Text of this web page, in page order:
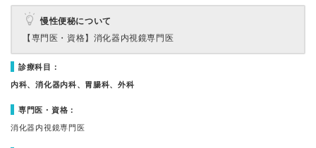
慢性便秘について
【専門医・資格】 消化器内視鏡専門医
診療科目：
内科、消化器内科、胃腸科、外科
専門医・資格：
消化器内視鏡専門医